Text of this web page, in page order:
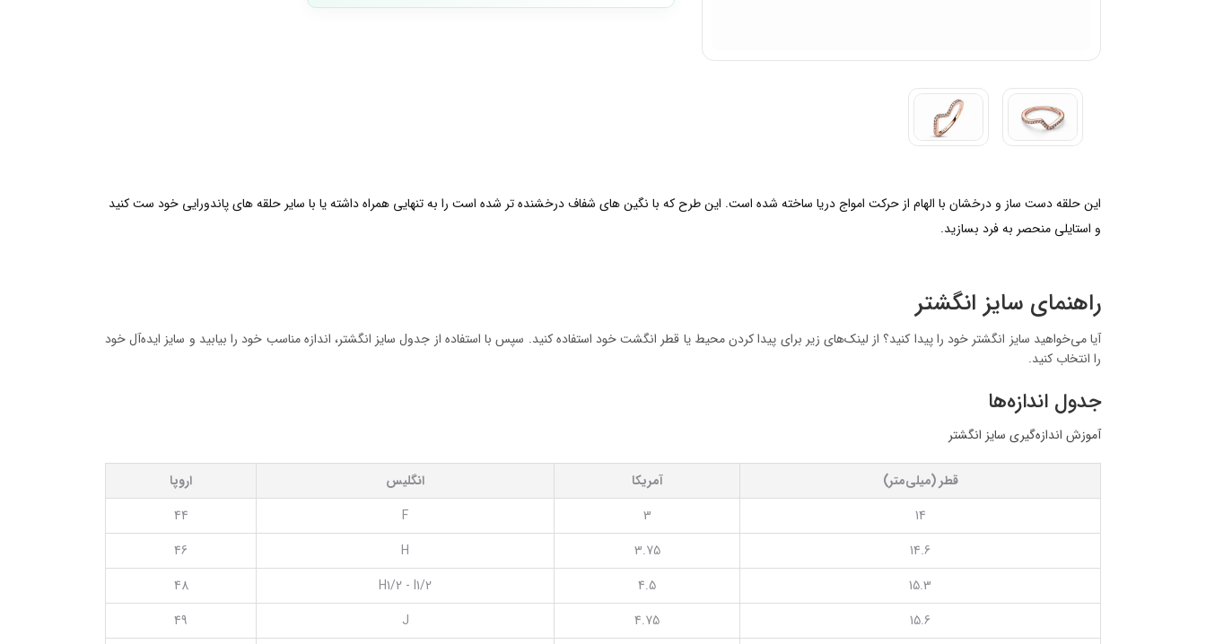
این حلقه دست ساز و درخشان با الهام از حرکت امواج دریا ساخته شده است. این طرح که با نگین های شفاف درخشنده تر شده است را به تنهایی همراه داشته یا با سایر حلقه های پاندورایی خود ست کنید
و استایلی منحصر به فرد بسازید.
راهنمای سایز انگشتر
آیا می‌خواهید سایز انگشتر خود را پیدا کنید؟ از لینک‌های زیر برای پیدا کردن محیط یا قطر انگشت خود استفاده کنید. سپس با استفاده از جدول سایز انگشتر، اندازه مناسب خود را بیابید و سایز ایده‌آل خود
را انتخاب کنید.
جدول اندازه‌ها
آموزش اندازه‌گیری سایز انگشتر
قطر (میلی‌متر) آمریکا انگلیس
اروپا
14
3
F
44
14.6
3.75
H
46
15.3
4.5
H1/2 - I1/2
48
15.6
4.75
J
49